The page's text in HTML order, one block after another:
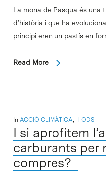
La mona de Pasqua és una
d’història i que ha
principi eren un pastís en
Read More
In ACCIÓ CLIMÀTICA, ODS
I si aprofitem
carburants per
compres?